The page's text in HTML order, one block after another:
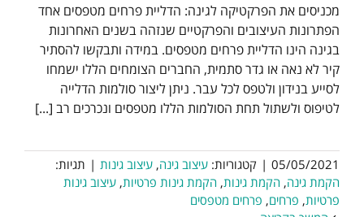
מכניסים את הפרקטיקה לגינה: הדליית פרחים מטפסים אחד
הפתרונות העיצובים והפרקטיים שנזהה בשנים האחרונות
בגינה הינו הדליית פרחים מטפסים. במידה ותבקשו להסתיר
קיר לא נאה או גדר סתמית, החברים הצומחים הללו ישמחו
לסייע בנידון ולטפס לכל עבר. ניתן ליצור סולמות הדלייה
לטיפוס ולשתול תחת הסולמות הללו מטפסים ונכרכים רב [...]
05/05/2021
| קטגוריות: עיצוב גינה, עיצוב גינות | תגיות:
הקמת גינה, הקמת גינות, הקמת גינות פרטיות, עיצוב גינות
פרטיות, פרחים, פרחים מטפסים